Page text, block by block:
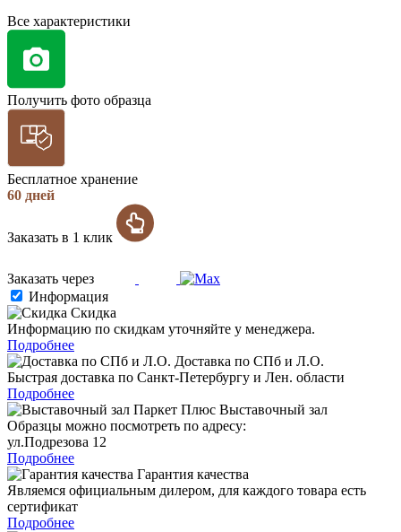
Все характеристики
Получить фото образца
Бесплатное хранение
60 дней
Заказать в 1 клик
Заказать через
Информация
Скидка
Информацию по скидкам уточняйте у менеджера.
Подробнее
Доставка по СПб и Л.О.
Быстрая доставка по Санкт-Петербургу и Лен. области
Подробнее
Выставочный зал
Образцы можно посмотреть по адресу:
ул.Подрезова 12
Подробнее
Гарантия качества
Являемся официальным дилером, для каждого товара есть
сертификат
Подробнее